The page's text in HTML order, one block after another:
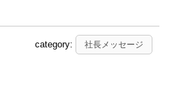
category: 社長メッセージ